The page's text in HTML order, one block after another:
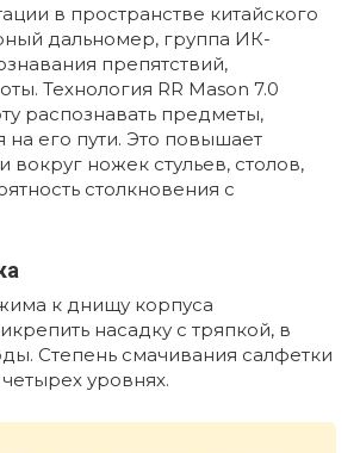
в пространстве китайского
дальномер, группа ИК-
препятствий,
Технология RR Mason 7.0
распознавать предметы,
его пути. Это повышает
вокруг ножек стульев, столов,
столкновения с
к днищу корпуса
насадку с тряпкой, в
Степень смачивания салфетки
уровнях.